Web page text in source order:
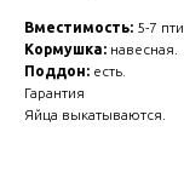
Вместимость: 5-7
Кормушка: навесная.
Поддон: есть.
Гарантия
Яйца выкатываются.